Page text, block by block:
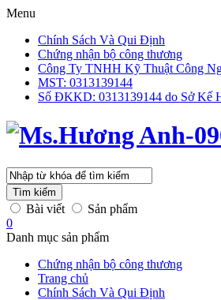
Menu
Chính Sách Và Qui Định
Chứng nhận bộ công thương
Công Ty TNHH Kỹ Thuật Công
MST: 0313139144
Số ĐKKD: 0313139144 do Sở Kế
Tìm kiếm
Bài viết
Sản phẩm
0
Danh mục sản phẩm
Chứng nhận bộ công thương
Trang chủ
Chính Sách Và Qui Định